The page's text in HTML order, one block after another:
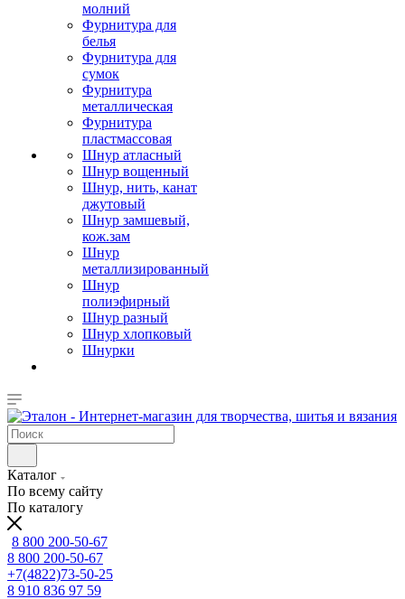
молний
Фурнитура для
белья
Фурнитура для
сумок
Фурнитура
металлическая
Фурнитура
пластмассовая
Шнур атласный
Шнур вощенный
Шнур, нить, канат
джутовый
Шнур замшевый,
кож.зам
Шнур
металлизированный
Шнур
полиэфирный
Шнур разный
Шнур хлопковый
Шнурки
Каталог
По всему сайту
По каталогу
8 800 200-50-67
8 800 200-50-67
+7(4822)73-50-25
8 910 836 97 59